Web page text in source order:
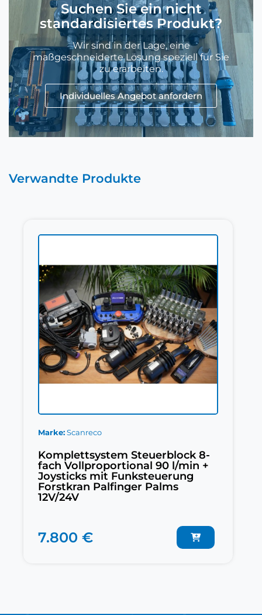
Suchen Sie ein nicht
standardisiertes Produkt?
Wir sind in der Lage, eine
maßgeschneiderte Lösung speziell für Sie
zu erarbeiten.
Individuelles Angebot anfordern
Verwandte Produkte
Marke Scanreco
Komplettsystem Steuerblock 8-
fach Vollproportional 90 l/min +
Joysticks mit Funksteuerung
Forstkran Palfinger Palms
12V/24V
7.800 €